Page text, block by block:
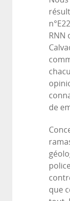
RNN
de
que